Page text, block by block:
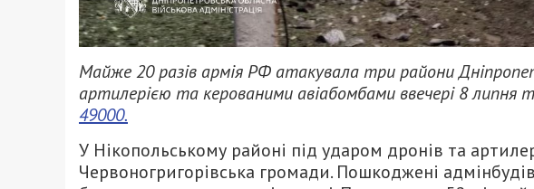
Майже 20 разів армія РФ атакувала три райони
артилерією та керованими авіабомбами ввечері 8 липня
49000.
У Нікопольському районі під ударом дронів та
Червоногригорівська громади. Пошкоджені